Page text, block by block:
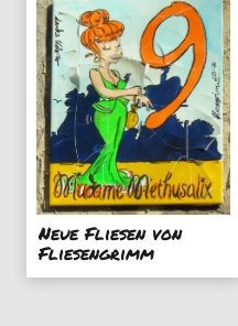
Neue Fliesen von
Fliesengrimm